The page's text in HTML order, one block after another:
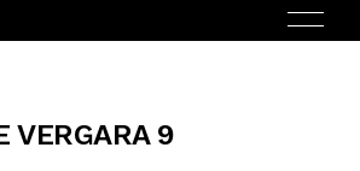
VERGARA 9